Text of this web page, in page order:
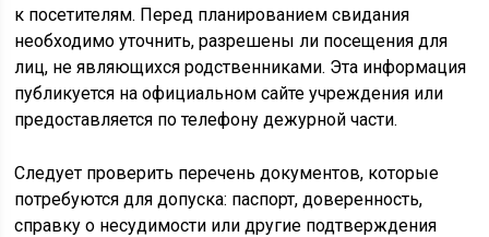
к посетителям. Перед планированием свидания
необходимо уточнить, разрешены ли посещения для
лиц, не являющихся родственниками. Эта информация
публикуется на официальном сайте учреждения или
предоставляется по телефону дежурной части.
Следует проверить перечень документов, которые
потребуются для допуска: паспорт, доверенность,
справку о несудимости или другие подтверждения